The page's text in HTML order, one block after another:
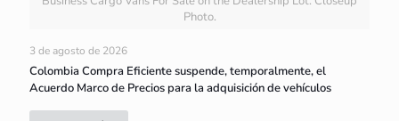
Photo.
3 de agosto de 2026
Colombia Compra Eficiente suspende, temporalmente, el
Acuerdo Marco de Precios para la adquisición de vehículos